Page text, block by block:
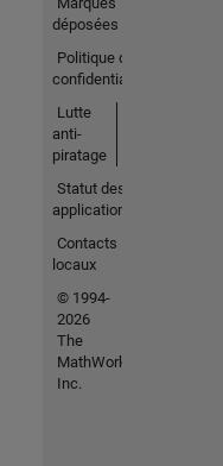
déposées
Politique de
confidentialité
Lutte
anti-
piratage
Statut des
applications
Contacts
locaux
© 1994-
2026
The
MathWorks,
Inc.